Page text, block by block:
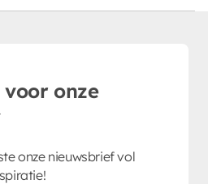
onze
onze nieuwsbrief vol